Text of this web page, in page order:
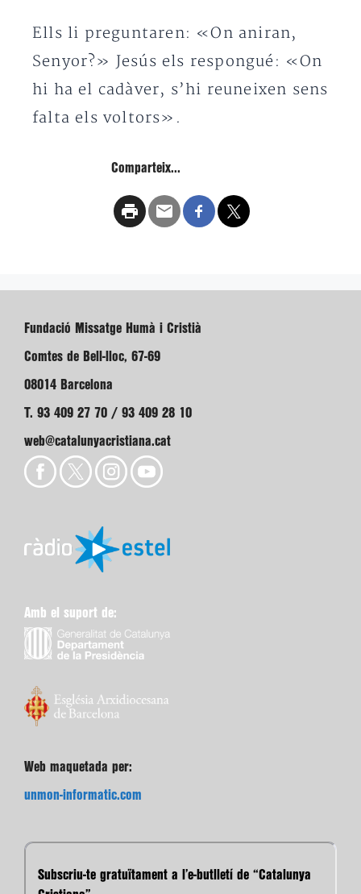
Ells li preguntaren: «On aniran,
Senyor?» Jesús els respongué: «On
hi ha el cadàver, s’hi reuneixen sens
falta els voltors».
Comparteix...
Fundació Missatge Humà i Cristià
Comtes de Bell-lloc, 67-69
08014 Barcelona
T. 93 409 27 70 / 93 409 28 10
web@catalunyacristiana.cat
Amb el suport de:
Web maquetada per:
unmon-informatic.com
Subscriu-te gratuïtament a l’e-butlletí de “Catalunya